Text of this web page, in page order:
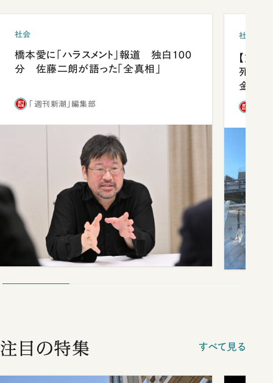
社会
橋本愛に「ハラスメント」報道 独白100
分 佐藤二朗が語った「全真相」
「週刊新潮」編集部
社会
【熊本
死を分
金」
注目の特集 すべて見る